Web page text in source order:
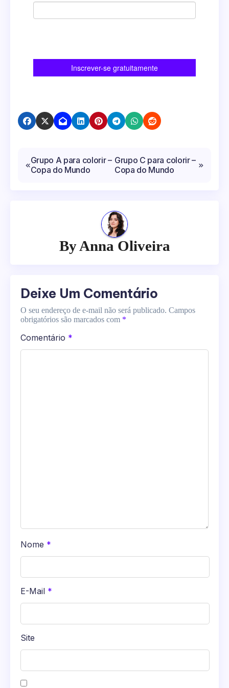
Navegação
de
Grupo A para colorir –
Copa do Mundo
Grupo C para colorir –
Copa do Mundo
ByAnna Oliveira
Deixe Um Comentário
O seu endereço de e-mail não será publicado. Campos
obrigatórios são marcados com *
Comentário *
Nome *
E-Mail *
Site